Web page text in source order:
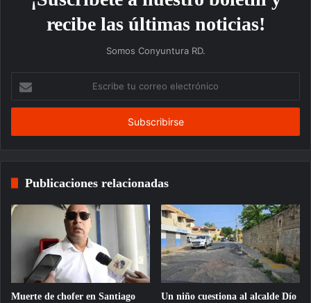
recibe las últimas noticias!
Somos Conyuntura RD.
correo
Publicaciones relacionadas
Muerte de chofer en Santiago
Un niño cuestiona al alcalde Dío